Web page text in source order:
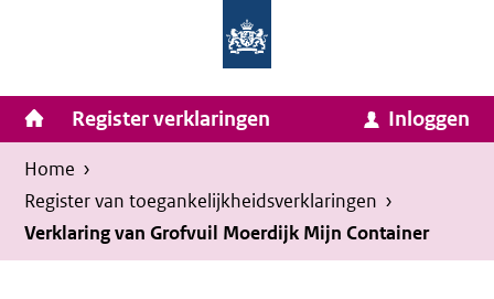
inhoud
van
Zaken
en
Koninkrijksrelaties
Homepage
van
Invulassistent
Toegankelijkheidsverklaring
Toegankelijkheidsverklaring
Hoofdnavigatie
Register verklaringen Inloggen
Kruimelpad
U
bevindt
zich
hier:
Home ›
Register van toegankelijkheids­verklaringen ›
Verklaring van Grofvuil Moerdijk Mijn Container